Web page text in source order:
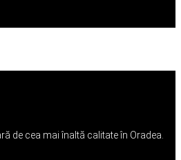
de cea mai înaltă calitate în Oradea.